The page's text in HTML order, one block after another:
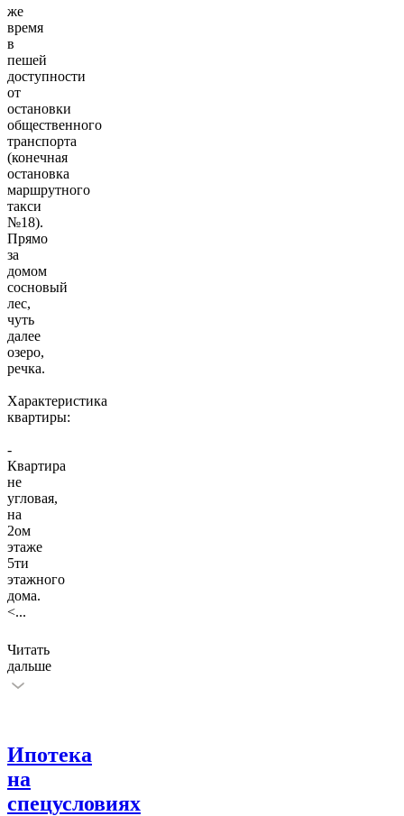
же
время
в
пешей
доступности
от
остановки
общественного
транспорта
(конечная
остановка
маршрутного
такси
№18).
Прямо
за
домом
сосновый
лес,
чуть
далее
озеро,
речка.
Характеристика
квартиры:
-
Квартира
не
угловая,
на
2ом
этаже
5ти
этажного
дома.
<...
Читать
дальше
Ипотека
на
спецусловиях